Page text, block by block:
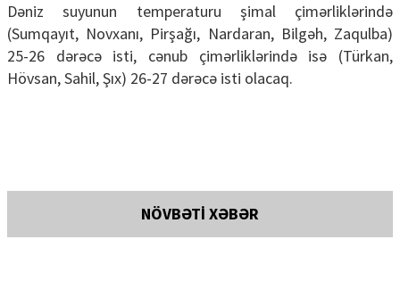
Dəniz suyunun temperaturu şimal çimərliklərində
(Sumqayıt, Novxanı, Pirşağı, Nardaran, Bilgəh, Zaqulba)
25-26 dərəcə isti, cənub çimərliklərində isə (Türkan,
Hövsan, Sahil, Şıx) 26-27 dərəcə isti olacaq.
NÖVBƏTİ XƏBƏR